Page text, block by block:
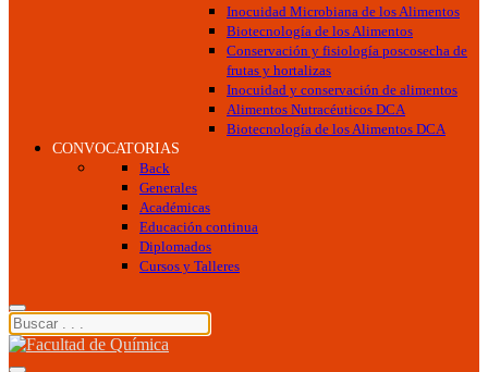
Inocuidad Microbiana de los Alimentos
Biotecnología de los Alimentos
Conservación y fisiología poscosecha de
frutas y hortalizas
Inocuidad y conservación de alimentos
Alimentos Nutracéuticos DCA
Biotecnología de los Alimentos DCA
CONVOCATORIAS
Back
Generales
Académicas
Educación continua
Diplomados
Cursos y Talleres